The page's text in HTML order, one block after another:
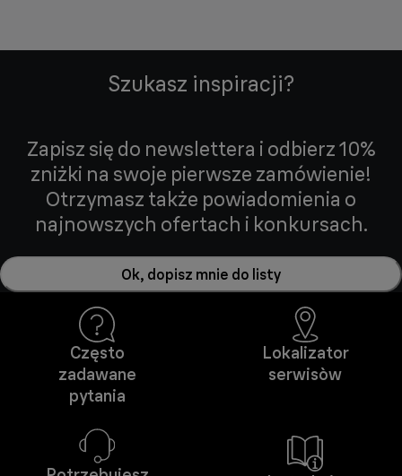
Szukasz inspiracji?
Zapisz się do newslettera i odbierz 10%
zniżki na swoje pierwsze zamówienie!
Otrzymasz także powiadomienia o
najnowszych ofertach i konkursach.
Ok, dopisz mnie do listy
Często
zadawane
pytania
Lokalizator
serwisòw